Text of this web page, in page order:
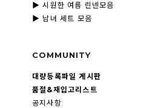
▶ 시원한 여름 린넨모음
▶ 남녀 세트 모음
COMMUNITY
대량등록파일 게시판
품절&재입고리스트
공지사항